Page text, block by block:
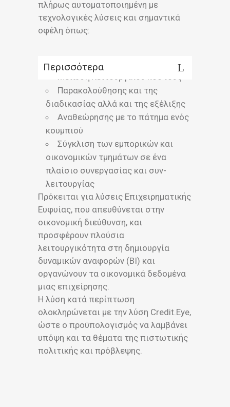
πλήρως αυτοματοποιημένη με
τεχνολογικές λύσεις και σημαντικά
οφέλη όπως:
Περισσότερα
Μείωση λειτουργικού κόστους
Παρακολούθησης και της
διαδικασίας αλλά και της εξέλιξης
Αναθεώρησης με το πάτημα ενός
κουμπιού
Σύγκλιση των εμπορικών και
οικονομικών τμημάτων σε ένα
πλαίσιο συνεργασίας και συν-
λειτουργίας
Πρόκειται για λύσεις Επιχειρηματικής
Ευφυίας, που απευθύνεται στην
οικονομική διεύθυνση, και
προσφέρουν πλούσια
λειτουργικότητα στη δημιουργία
δυναμικών αναφορών (BI) και
οργανώνουν τα οικονομικά δεδομένα
μιας επιχείρησης.
Η λύση κατά περίπτωση
ολοκληρώνεται με την λύση Credit.Eye,
ώστε ο προϋπολογισμός να λαμβάνει
υπόψη και τα θέματα της πιστωτικής
πολιτικής και πρόβλεψης.